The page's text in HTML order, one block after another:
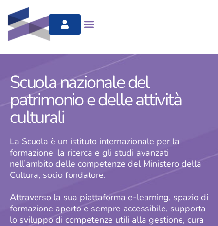
Scuola nazionale del
patrimonio e delle attività
culturali
La Scuola è un istituto internazionale per la
formazione, la ricerca e gli studi avanzati
nell’ambito delle competenze del Ministero della
Cultura, socio fondatore.
Attraverso la sua piattaforma e-learning, spazio di
formazione aperto e sempre accessibile, supporta
lo sviluppo di competenze utili alla gestione, cura